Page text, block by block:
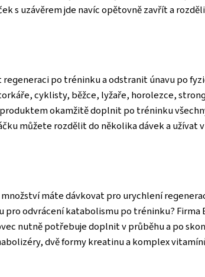
s uzávěrem jde navíc opětovně zavřít a
po tréninku a odstranit únavu po
cyklisty, běžce, lyžaře, horolezce,
okamžitě doplnit po tréninku
můžete rozdělit do několika dávek a užívat
máte dávkovat pro urychlení
odvrácení katabolismu po tréninku? Firma
nutně potřebuje doplnit v průběhu a po
dvě formy kreatinu a komplex